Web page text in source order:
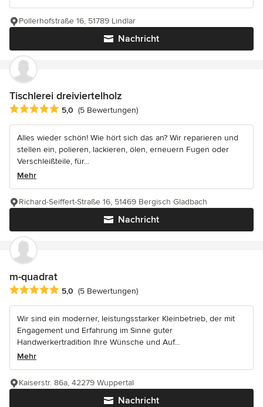
Nachricht
Pollerhofstraße 16, 51789 Lindlar
Tischlerei dreiviertelholz
Durchschnittliche Bewertung: 5 von 5 Sternen
5,0 (5 Bewertungen)
Alles wieder schön! Wie hört sich das an? Wir reparieren und
stellen ein, polieren, lackieren, ölen, erneuern Fugen oder
Verschleißteile, für...
Mehr
Nachricht
Richard-Seiffert-Straße 16, 51469 Bergisch Gladbach
m-quadrat
Durchschnittliche Bewertung: 5 von 5 Sternen
5,0 (5 Bewertungen)
Wir sind ein moderner, leistungsstarker Kleinbetrieb, der mit
Engagement und Erfahrung im Sinne guter
Handwerkertradition Ihre Wünsche und Auf...
Mehr
Nachricht
Kaiserstr. 86a, 42279 Wuppertal